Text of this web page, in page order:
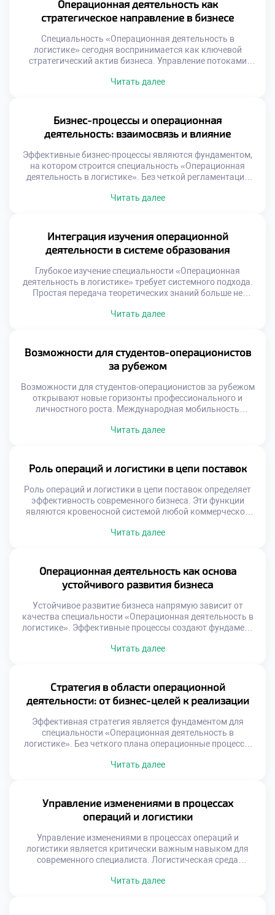
обучению отличает лидера от […]
Операционная деятельность как
стратегическое направление в бизнесе
Специальность «Операционная деятельность в
логистике» сегодня воспринимается как ключевой
стратегический актив бизнеса. Управление потоками
продаж. Эффективные операции напрямую формируют
уникальной ценности для клиента. Скорость и
надежность доставки становятся важнее цены товара.
Бизнес выигрывает за счет превосходства в исполнении
Читать далее
Бизнес-процессы и операционная
деятельность: взаимосвязь и влияние
Эффективные бизнес-процессы являются фундаментом,
на котором строится специальность «Операционная
деятельность в логистике». Без четкой регламентации
Операционная деятельность реализует заложенные в
компании зависит от гармонии замысла и исполнения.
Многие организации страдают от разрыва между
стратегией и операциями. […]
Читать далее
Интеграция изучения операционной
деятельности в системе образования
Глубокое изучение специальности «Операционная
деятельность в логистике» требует системного подхода.
Простая передача теоретических знаний больше не
быть интегрирован с реальными бизнес-процессами.
подготовке кадров. Современная система образования
трансформируется под запросы рынка труда. Учебные
планы синхронизируются с изменениями в […]
Читать далее
Возможности для студентов-операционистов
за рубежом
Возможности для студентов-операционистов за рубежом
открывают новые горизонты профессионального и
личностного роста. Международная мобильность
логистического образования. Глобальные цепочки
конкурентоспособность выпускника на рынке труда.
Осознанный подход к международной активности
расширяет карьерные перспективы. Логистика по своей
природе является транснациональной деятельностью.
Понимание специфики иностранных […]
Читать далее
Роль операций и логистики в цепи поставок
Роль операций и логистики в цепи поставок определяет
эффективность современного бизнеса. Эти функции
являются кровеносной системой любой коммерческой
не достигают потребителей. Операционная деятельность
Выпускники становятся архитекторами этой сложной
системы. Понимание данной роли открывает двери к
успешной карьере. Цепь […]
Читать далее
Операционная деятельность как основа
устойчивого развития бизнеса
Устойчивое развитие бизнеса напрямую зависит от
качества специальности «Операционная деятельность в
логистике». Эффективные процессы создают фундамент
операций стратегические цели остаются лишь
управление потоками снижает экологический след
производства. Социальная ответственность
интегрируется в ежедневные рутинные задачи
специалистов. Сегодня поступить […]
Читать далее
Стратегия в области операционной
деятельности: от бизнес-целей к реализации
Эффективная стратегия является фундаментом для
специальности «Операционная деятельность в
логистике». Без четкого плана операционные процессы
Стратегическое управление связывает глобальные цели
Понимание механизмов трансформации целей в задачи
критически важно для специалиста. Многие организации
терпят неудачи из-за разрыва между […]
Читать далее
Управление изменениями в процессах
операций и логистики
Управление изменениями в процессах операций и
логистики является критически важным навыком для
современного специалиста. Логистическая среда
Статичные процессы быстро теряют эффективность и
Читать далее